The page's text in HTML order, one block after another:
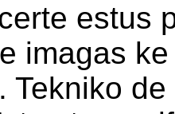
estus
imagas
Tekniko